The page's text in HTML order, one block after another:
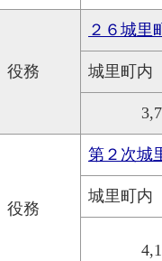
役務
２６城里
城里町内
役務
第２次城
城里町内